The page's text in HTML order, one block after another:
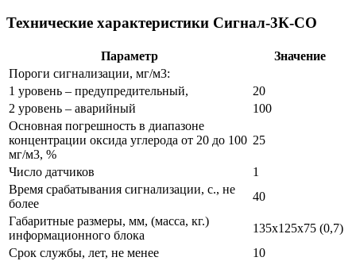
Технические характеристики Сигнал-3К-CO
Параметр
Значение
Пороги сигнализации, мг/м3:
1 уровень – предупредительный,
20
2 уровень – аварийный
100
Основная погрешность в диапазоне
концентрации оксида углерода от 20 до 100
мг/м3, %
25
Число датчиков
1
Время срабатывания сигнализации, с., не
более
40
Габаритные размеры, мм, (масса, кг.)
информационного блока
135х125х75 (0,7)
Срок службы, лет, не менее
10